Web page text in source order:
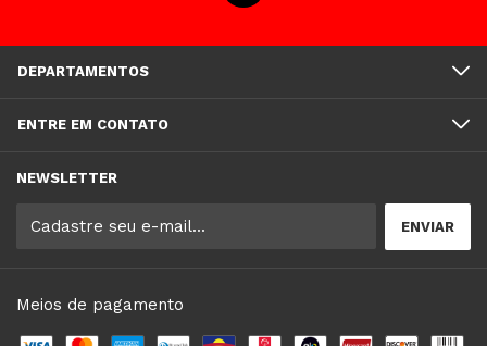
DEPARTAMENTOS
ENTRE EM CONTATO
NEWSLETTER
Meios de pagamento